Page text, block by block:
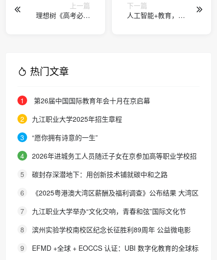
上一篇
理想树《高考必刷
下一篇
人工智能+教育，让
热门文章
1
第26届中国国际教育年会十月在京启幕
2
九江职业大学2025年招生章程
3
“愿你拥有诗意的一生”
4
2026年进城务工人员随迁子女在京参加高等职业学校招
生考试报名通知
5
碳封存深潜地下：用创新技术铺就碳中和之路
6
《2025粤港澳大湾区薪酬及福利调查》公布结果 大湾区
各地区企业加薪幅度低于2024年 中高级管理层离职率自2018
7
九江职业大学举办“文化交响，青春和弦”国际文化节
8
滨州实验学校南校区纪念长征胜利89周年 公益微电影
《被手机偷走的童年》巡映活动圆满收官
9
EFMD +全球 + EOCCS 认证：UBI 数字化教育的全球标